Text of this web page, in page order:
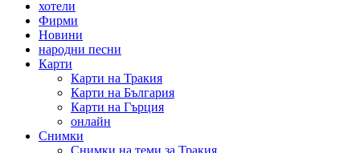
хотели
Фирми
Новини
народни песни
Карти
Карти на Тракия
Карти на България
Карти на Гърция
онлайн
Снимки
Снимки на теми за Тракия